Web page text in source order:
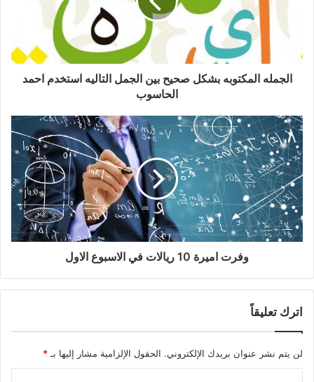
الجمله المكتوبه بشكل صحيح بين الجمل التاليه استخدم احمد
الحاسوب
وفرت اميرة 10 ريالات في الاسبوع الاول
اترك تعليقاً
لن يتم نشر عنوان بريدك الإلكتروني. الحقول الإلزامية مشار إليها بـ *